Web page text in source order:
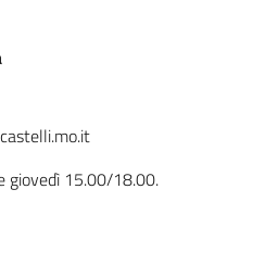
giovedì 15.00/18.00.